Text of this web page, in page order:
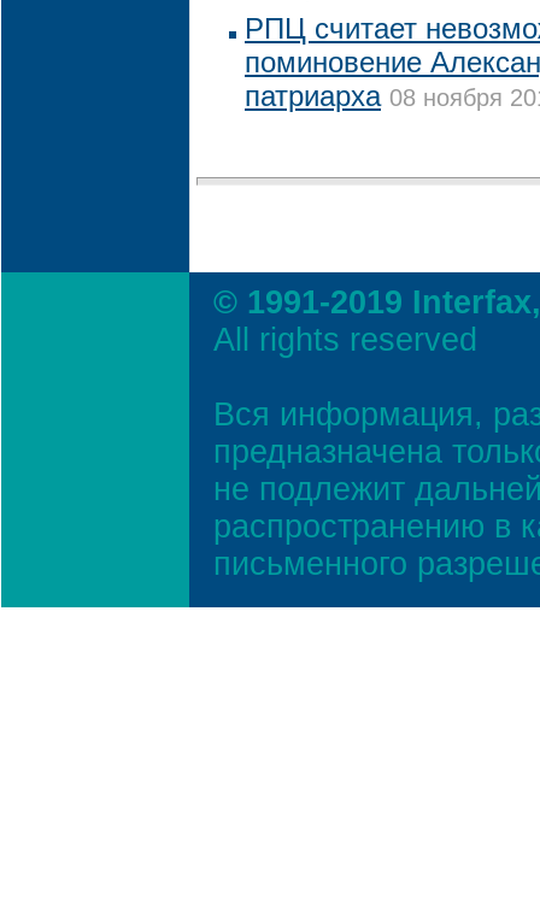
РПЦ считает
поминовение
патриарха 08 ноября
© 1991-2019
All rights reserved
Вся информация,
предназначена
не подлежит
распространению в
письменного